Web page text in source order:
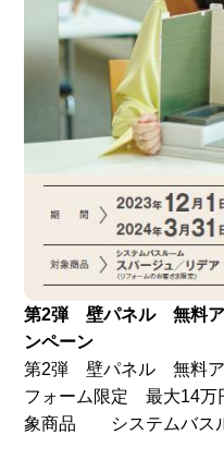
第2弾 壁パネル 無料ア
ンペーン
第2弾 壁パネル 無料ア
フォーム限定 最大14万
象商品 システムバス